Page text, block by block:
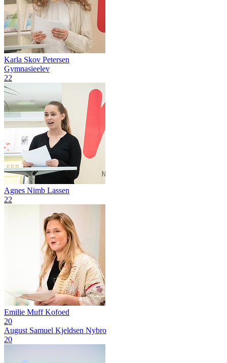
Karla Skov Petersen
Gymnasieelev
22
Agnes Nimb Lassen
22
Emilie Muff Kofoed
20
August Samuel Kjeldsen Nybro
20